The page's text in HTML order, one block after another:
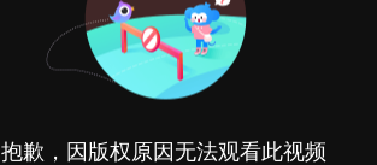
抱歉，因版权原因无法观看此视频